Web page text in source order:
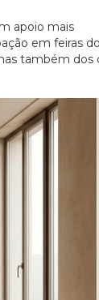
apoio mais
em feiras
também dos